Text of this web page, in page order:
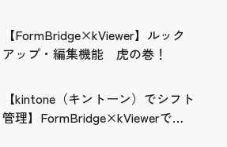
【FormBridge×kViewer】ルック
アップ・編集機能 虎の巻！
【kintone（キントーン）でシフト
管理】FormBridge×kViewerで作